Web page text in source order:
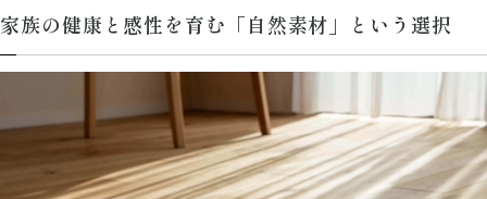
家族の健康と感性を育む「自然素材」という選択